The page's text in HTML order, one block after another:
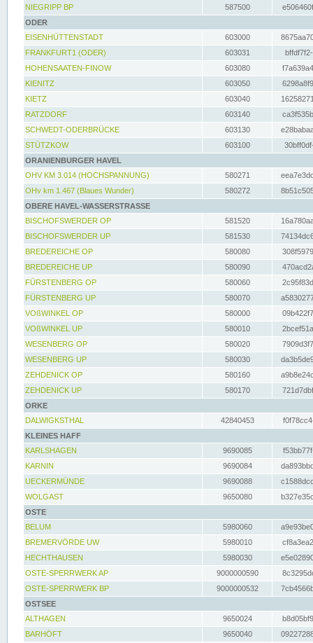
NIEGRIPP BP
587500
ODER
EISENHÜTTENSTADT
603000
FRANKFURT1 (ODER)
603031
HOHENSAATEN-FINOW
603080
KIENITZ
603050
KIETZ
603040
RATZDORF
603140
SCHWEDT-ODERBRÜCKE
603130
STÜTZKOW
603100
ORANIENBURGER HAVEL
OHV KM 3.014 (HOCHSPANNUNG)
580271
OHv km 1.467 (Blaues Wunder)
580272
OBERE HAVEL-WASSERSTRASSE
BISCHOFSWERDER OP
581520
BISCHOFSWERDER UP
581530
BREDEREICHE OP
580080
BREDEREICHE UP
580090
FÜRSTENBERG OP
580060
FÜRSTENBERG UP
580070
VOßWINKEL OP
580000
VOßWINKEL UP
580010
WESENBERG OP
580020
WESENBERG UP
580030
ZEHDENICK OP
580160
ZEHDENICK UP
580170
ORKE
DALWIGKSTHAL
42840453
KLEINES HAFF
KARLSHAGEN
9690085
KARNIN
9690084
UECKERMÜNDE
9690088
WOLGAST
9650080
OSTE
BELUM
5980060
BREMERVÖRDE UW
5980010
HECHTHAUSEN
5980030
OSTE-SPERRWERK AP
9000000590
OSTE-SPERRWERK BP
9000000532
OSTSEE
ALTHAGEN
9650024
BARHÖFT
9650040